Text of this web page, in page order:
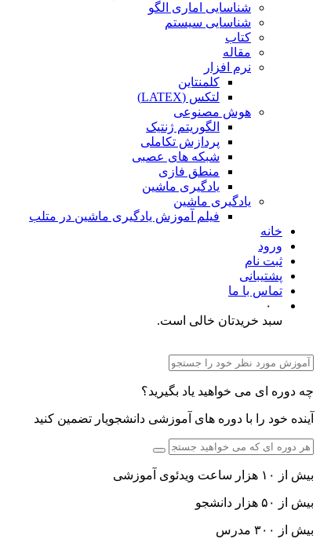
شناسایی اماری الگو
شناسایی سیستم
کتاب
مقاله
نرم افزار
کلمنتاین
لتکس (LATEX)
هوش مصنوعی
الگوریتم ژنتیک
پردازش تکاملی
شبکه های عصبی
منطق فازی
یادگیری ماشین
یادگیری ماشین
فیلم آموزش یادگیری ماشین در متلب
خانه
ورود
ثبت نام
پشتیبانی
تماس با ما
۰
سبد خریدتان خالی است.
چه دوره ای می خواهید یاد بگیرید؟
آینده خود را با دوره های آموزشی دانشجویار تضمین کنید
بیش از ۱۰ هزار ساعت ویدئوی آموزشی
بیش از ۵۰ هزار دانشجو
بیش از ۳۰۰ مدرس